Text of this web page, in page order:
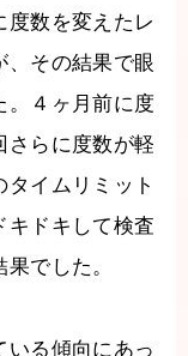
度数を変えたレ
、その結果で眼
。４ヶ月前に度
さらに度数が軽
イムリミット
キドキして検査
でした。
いる傾向にあっ